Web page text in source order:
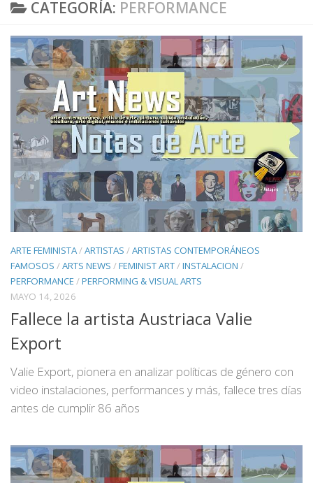
CATEGORÍA: PERFORMANCE
ARTE FEMINISTA/ARTISTAS /ARTISTAS CONTEMPORÁNEOS
FAMOSOS /ARTS NEWS /FEMINIST ART/INSTALACION /
PERFORMANCE /PERFORMING & VISUAL ARTS
MAYO 14, 2026
Fallece la artista Austriaca Valie
Export
Valie Export, pionera en analizar políticas de género con
video instalaciones, performances y más, fallece tres días
antes de cumplir 86 años